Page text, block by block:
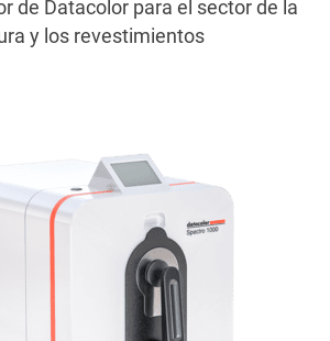
de Datacolor para el sector de la
y los revestimientos